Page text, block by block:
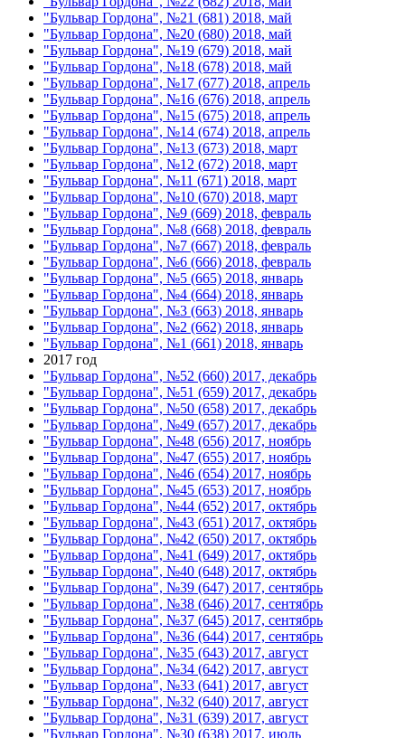
"Бульвар Гордона", №21 (681) 2018, май
"Бульвар Гордона", №20 (680) 2018, май
"Бульвар Гордона", №19 (679) 2018, май
"Бульвар Гордона", №18 (678) 2018, май
"Бульвар Гордона", №17 (677) 2018, апрель
"Бульвар Гордона", №16 (676) 2018, апрель
"Бульвар Гордона", №15 (675) 2018, апрель
"Бульвар Гордона", №14 (674) 2018, апрель
"Бульвар Гордона", №13 (673) 2018, март
"Бульвар Гордона", №12 (672) 2018, март
"Бульвар Гордона", №11 (671) 2018, март
"Бульвар Гордона", №10 (670) 2018, март
"Бульвар Гордона", №9 (669) 2018, февраль
"Бульвар Гордона", №8 (668) 2018, февраль
"Бульвар Гордона", №7 (667) 2018, февраль
"Бульвар Гордона", №6 (666) 2018, февраль
"Бульвар Гордона", №5 (665) 2018, январь
"Бульвар Гордона", №4 (664) 2018, январь
"Бульвар Гордона", №3 (663) 2018, январь
"Бульвар Гордона", №2 (662) 2018, январь
"Бульвар Гордона", №1 (661) 2018, январь
2017 год
"Бульвар Гордона", №52 (660) 2017, декабрь
"Бульвар Гордона", №51 (659) 2017, декабрь
"Бульвар Гордона", №50 (658) 2017, декабрь
"Бульвар Гордона", №49 (657) 2017, декабрь
"Бульвар Гордона", №48 (656) 2017, ноябрь
"Бульвар Гордона", №47 (655) 2017, ноябрь
"Бульвар Гордона", №46 (654) 2017, ноябрь
"Бульвар Гордона", №45 (653) 2017, ноябрь
"Бульвар Гордона", №44 (652) 2017, октябрь
"Бульвар Гордона", №43 (651) 2017, октябрь
"Бульвар Гордона", №42 (650) 2017, октябрь
"Бульвар Гордона", №41 (649) 2017, октябрь
"Бульвар Гордона", №40 (648) 2017, октябрь
"Бульвар Гордона", №39 (647) 2017, сентябрь
"Бульвар Гордона", №38 (646) 2017, сентябрь
"Бульвар Гордона", №37 (645) 2017, сентябрь
"Бульвар Гордона", №36 (644) 2017, сентябрь
"Бульвар Гордона", №35 (643) 2017, август
"Бульвар Гордона", №34 (642) 2017, август
"Бульвар Гордона", №33 (641) 2017, август
"Бульвар Гордона", №32 (640) 2017, август
"Бульвар Гордона", №31 (639) 2017, август
"Бульвар Гордона", №30 (638) 2017, июль